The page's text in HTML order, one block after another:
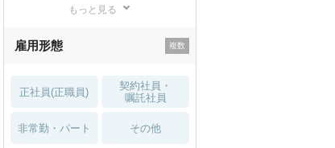
住宅手当・補助
土日祝休 無資格 OK
積極採用中 WEB面接OK
もっと見る
雇用形態
正社員(正職員)
契約社員・
嘱託社員
非常勤・パート その他